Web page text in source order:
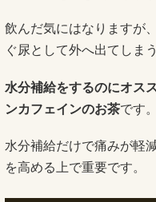
飲んだ気にはなりますが
ぐ尿として外へ出てしま
水分補給をするのにオス
ンカフェインのお茶です。
水分補給だけで痛みが軽
を高める上で重要です。